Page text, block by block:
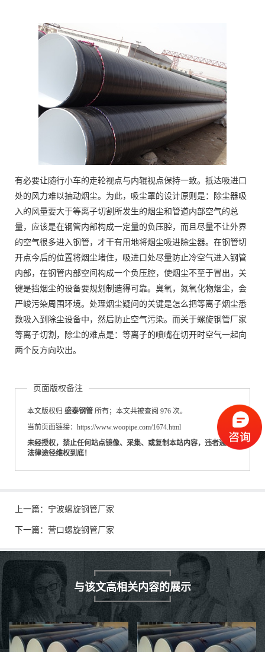
有必要让随行小车的走轮视点与内辊视点保持一致。抵达吸进口
处的风力难以抽动烟尘。为此，吸尘罩的设计原则是：除尘器吸
入的风量要大于等离子切割所发生的烟尘和管道内部空气的总
量，应该是在钢管内部构成一定量的负压腔，而且尽量不让外界
的空气很多进入钢管，才干有用地将烟尘吸进除尘器。在钢管切
开点今后的位置将烟尘堵住，吸进口处尽量防止冷空气进入钢管
内部，在钢管内部空间构成一个负压腔，使烟尘不至于冒出，关
键是挡烟尘的设备要规划制造得可靠。臭氧，氮氧化物烟尘，会
严峻污染周围环境。处理烟尘疑问的关键是怎么把等离子烟尘悉
数吸入到除尘设备中，然后防止空气污染。而关于螺旋钢管厂家
等离子切割，除尘的难点是：等离子的喷嘴在切开时空气一起向
两个反方向吹出。
页面版权备注
本文版权归 盛泰钢管 所有；本文共被查阅 976 次。
当前页面链接：https://www.woopipe.com/1674.html
未经授权，禁止任何站点镜像、采集、或复制本站内容，违者通过
法律途径维权到底！
上一篇： 宁波螺旋钢管厂家
下一篇： 营口螺旋钢管厂家
与该文高相关内容的展示